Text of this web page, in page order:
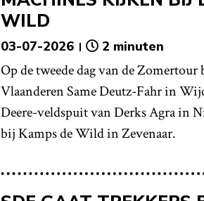
WILD
03-07-2026 2 minuten
Op de tweede dag van de Zomertour
Vlaanderen Same Deutz-Fahr in
Deere-veldspuit van Derks Agra in
bij Kamps de Wild in Zevenaar.